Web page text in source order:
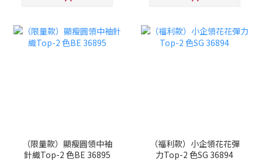
（限量款）顯瘦圓領中袖
針織Top-2 色BE 36895
（福利款）小企領花花彈
力Top-2 色SG 36894